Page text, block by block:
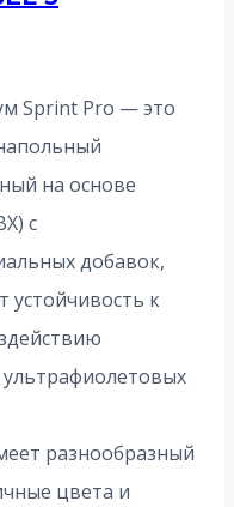
Sprint Pro — это
на основе
с
добавок,
устойчивость к
разнообразный
цвета и